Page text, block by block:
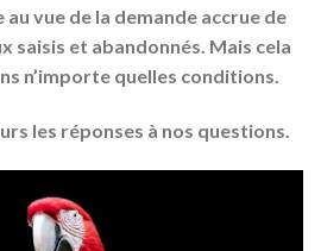
au vue de la demande accrue de
saisis et abandonnés. Mais cela
n’importe quelles conditions.
les réponses à nos questions.